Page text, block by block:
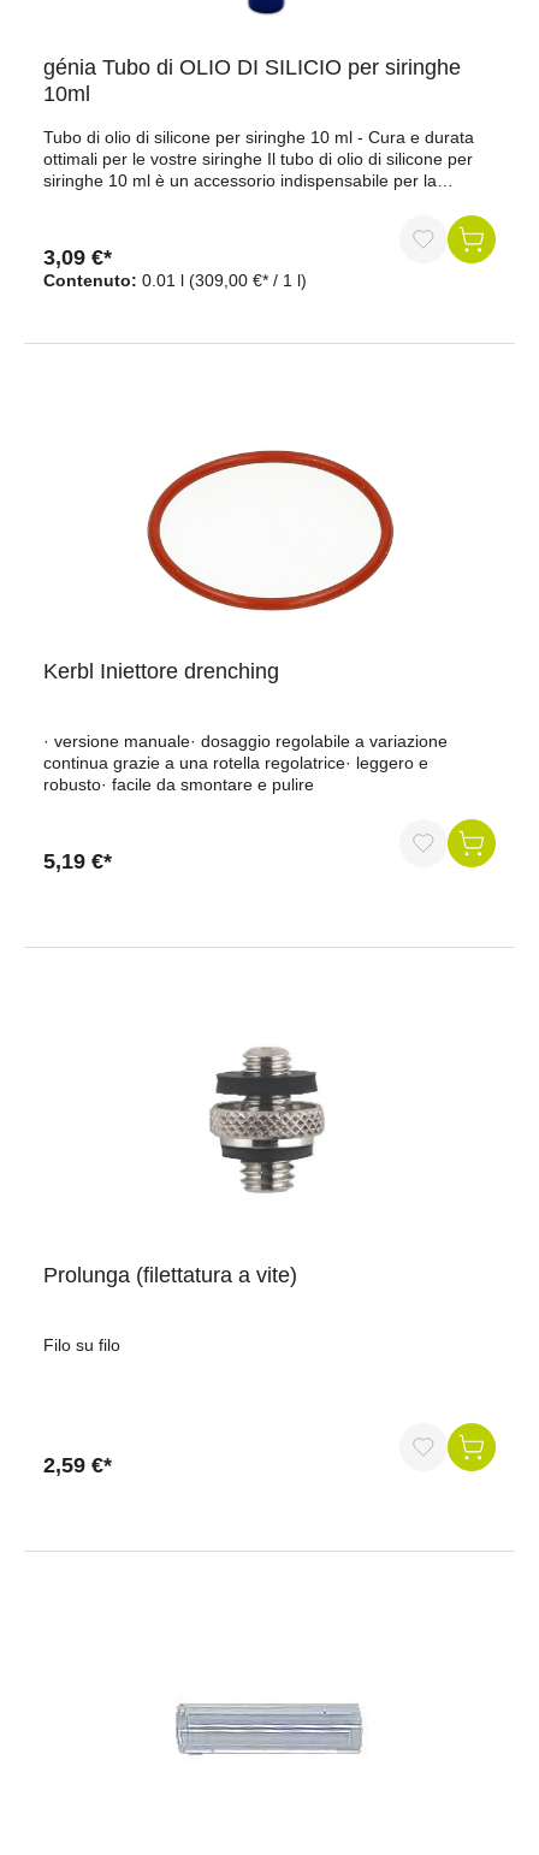
génia Tubo di OLIO DI SILICIO per siringhe
10ml
Tubo di olio di silicone per siringhe 10 ml - Cura e durata
ottimali per le vostre siringhe Il tubo di olio di silicone per
siringhe 10 ml è un accessorio indispensabile per la
Questo olio al silicone di alta qualità garantisce il buon
funzionamento e la lunga durata delle siringhe, lubrificando
le parti mobili e proteggendole dall'usura.Caratteristiche
importanti:Olio siliconico di alta qualità: sviluppato
siringhe.Ideale per l'uso in medicina veterinaria L'olio di
silicone è stato progettato appositamente per le siringhe
veterinarie e garantisce che l'attrezzatura sia sempre
pronta all'uso e in perfette condizioni.Assicuratevi una cura
ottimale delle vostre siringhe e prolungatene la durata con
il tubo di olio di silicone per siringhe da 10 ml. Ordinate ora
da Agrar-Fachversand e beneficiate di una consegna
rapida e di un eccellente servizio clienti.
Contenuto: 0.01 l (309,00 €* / 1 l)
3,09 €*
Kerbl Iniettore drenching
· versione manuale· dosaggio regolabile a variazione
continua grazie a una rotella regolatrice· leggero e
robusto· facile da smontare e pulire
5,19 €*
Prolunga (filettatura a vite)
Filo su filo
2,59 €*